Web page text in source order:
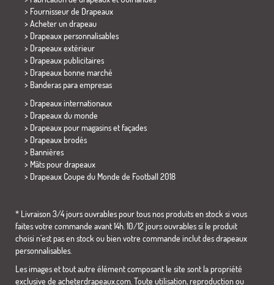
> Fournisseur de Drapeaux
> Acheter un drapeau
> Drapeaux personnalisables
> Drapeaux extérieur
> Drapeaux publicitaires
> Drapeaux bonne marché
> Banderas para empresas
> Drapeaux internationaux
> Drapeaux du monde
> Drapeaux pour magasins et façades
> Drapeaux brodés
> Bannières
> Mâts pour drapeaux
> Drapeaux Coupe du Monde de Football 2018
* Livraison 3/4 jours ouvrables pour tous nos produits en stock si vous
faites votre commande avant 14h. 10/12 jours ouvrables si le produit
choisi n´est pas en stock ou bien votre commande inclut des drapeaux
personnalisables.
Les images et tout autre élément composant le site sont la propriété
exclusive de acheterdrapeaux.com. Toute utilisation, reproduction ou